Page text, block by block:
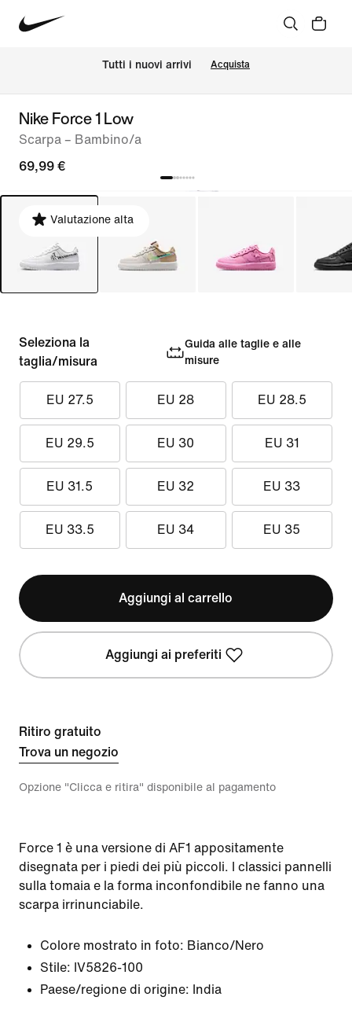
Tutti i nuovi arrivi Acquista
Nike Force 1 Low
Scarpa – Bambino/a
69,99 €
Valutazione alta
Seleziona la
taglia/misura
Guida alle taglie e alle
misure
EU 27.5 EU 28 EU 28.5
EU 29.5 EU 30 EU 31
EU 31.5 EU 32 EU 33
EU 33.5 EU 34 EU 35
Aggiungi al carrello
Aggiungi ai preferiti
Ritiro gratuito
Trova un negozio
Opzione "Clicca e ritira" disponibile al pagamento
Force 1 è una versione di AF1 appositamente
disegnata per i piedi dei più piccoli. I classici pannelli
sulla tomaia e la forma inconfondibile ne fanno una
scarpa irrinunciabile.
Colore mostrato in foto: Bianco/Nero
Stile: IV5826-100
Paese/regione di origine: India